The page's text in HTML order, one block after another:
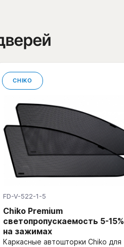
CHIKO
FD-V-522-1-5
Chiko Premium
светопропускаемость 5-15%
на зажимах
Каркасные автошторки Chiko для